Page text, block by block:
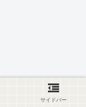
サイドバー